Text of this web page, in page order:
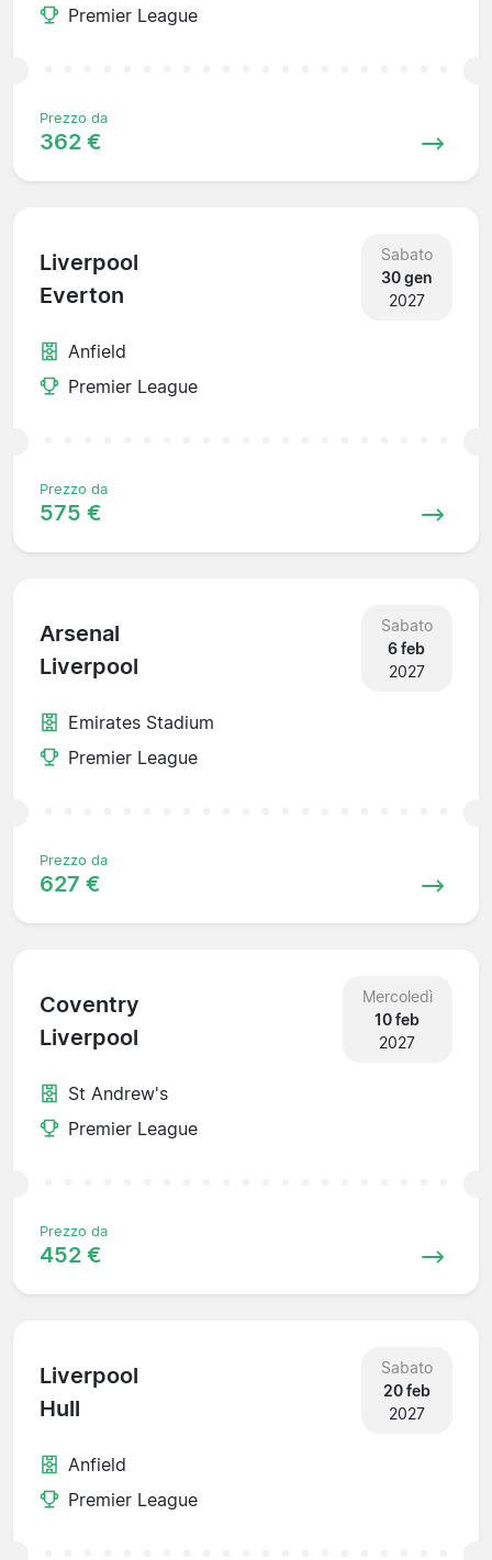
Premier League
Prezzo da
362 €
Liverpool
Everton
Sabato
30 gen
2027
Anfield
Premier League
Prezzo da
575 €
Arsenal
Liverpool
Sabato
6 feb
2027
Emirates Stadium
Premier League
Prezzo da
627 €
Coventry
Liverpool
Mercoledì
10 feb
2027
St Andrew's
Premier League
Prezzo da
452 €
Liverpool
Hull
Sabato
20 feb
2027
Anfield
Premier League